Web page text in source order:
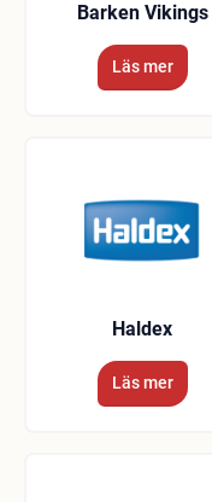
Barken Vikings
Läs mer
Haldex
Läs mer